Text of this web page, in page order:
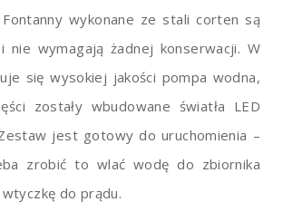
wykonane ze stali corten są
nie wymagają żadnej konserwacji. W
się wysokiej jakości pompa wodna,
zostały wbudowane światła LED
jest gotowy do uruchomienia –
zrobić to wlać wodę do zbiornika
do prądu.